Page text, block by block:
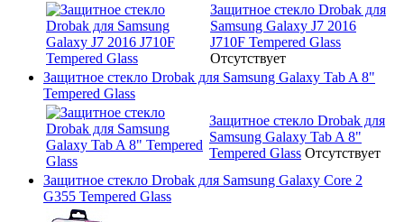
Защитное стекло Drobak для
Samsung Galaxy J7 2016
J710F Tempered Glass
Отсутствует
Защитное стекло Drobak для Samsung Galaxy Tab A 8"
Tempered Glass
Защитное стекло Drobak для
Samsung Galaxy Tab A 8"
Tempered Glass Отсутствует
Защитное стекло Drobak для Samsung Galaxy Core 2
G355 Tempered Glass